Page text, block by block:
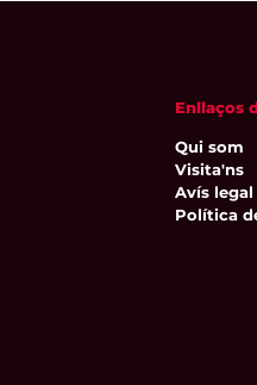
Enllaços
Qui som
Visita'ns
Avís
Política